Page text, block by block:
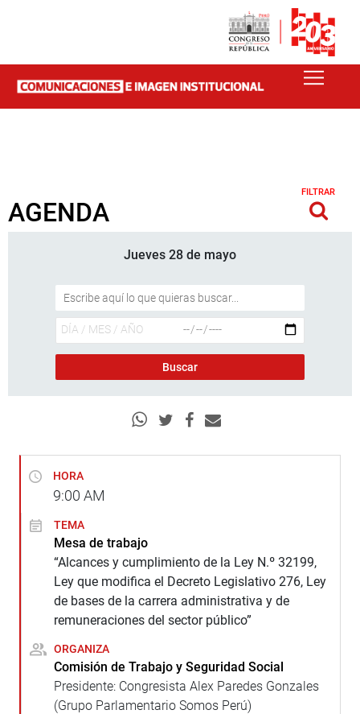
AGENDA
FILTRAR
Jueves 28 de mayo
HORA
9:00 AM
TEMA
Mesa de trabajo
“Alcances y cumplimiento de la Ley N.º 32199,
Ley que modifica el Decreto Legislativo 276, Ley
de bases de la carrera administrativa y de
remuneraciones del sector público”
ORGANIZA
Comisión de Trabajo y Seguridad Social
Presidente: Congresista Alex Paredes Gonzales
(Grupo Parlamentario Somos Perú)